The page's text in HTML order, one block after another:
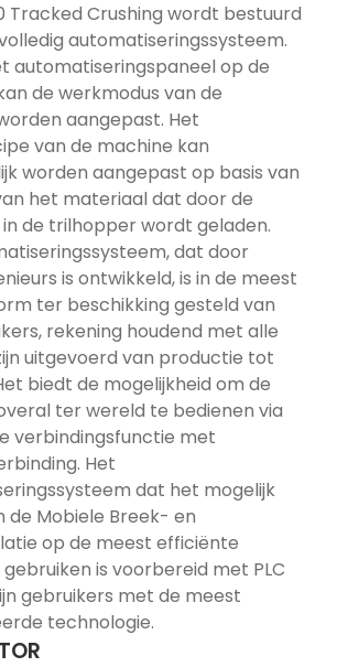
Tracked Crushing wordt bestuurd
automatiseringssysteem.
automatiseringspaneel op de
de werkmodus van de
aangepast. Het
van de machine kan
worden aangepast op basis van
het materiaal dat door de
de trilhopper wordt geladen.
dat door
is ontwikkeld, is in de meest
ter beschikking gesteld van
rekening houdend met alle
uitgevoerd van productie tot
biedt de mogelijkheid om de
ter wereld te bedienen via
verbindingsfunctie met
Het
dat het mogelijk
de Mobiele Breek- en
op de meest efficiënte
is voorbereid met PLC
gebruikers met de meest
technologie.